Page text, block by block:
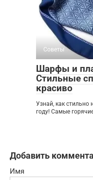
Советы
Шарфы и
Стильные
красиво
Узнай, как
году! Самые
Добавить
Имя